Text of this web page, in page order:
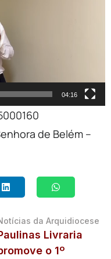
04:16
de Belém –
da Arquidiocese
Livraria
o 1º